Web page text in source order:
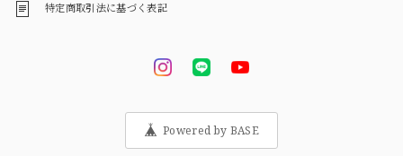
特定商取引法に基づく表記
Powered by BASE